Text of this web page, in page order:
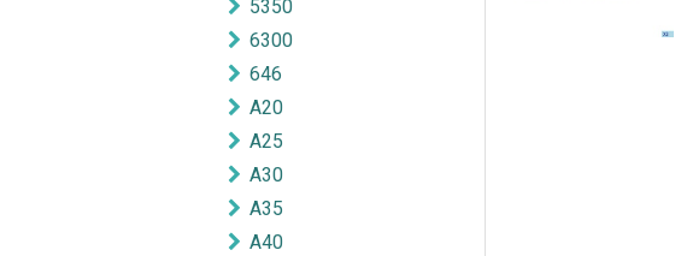
5350
6300
646
A20
A25
A30
A35
A40